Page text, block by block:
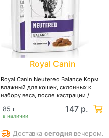
Royal Canin
Royal Canin Neutered Balance Корм
влажный для кошек, склонных к
набору веса, после кастрации /
в наличии
85 г 147 р.
Доставкасегодня вечером.